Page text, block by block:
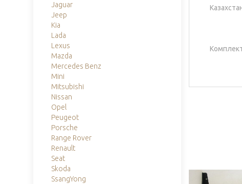
Jaguar
Jeep
Kia
Lada
Lexus
Mazda
Mercedes Benz
Mini
Mitsubishi
Nissan
Opel
Peugeot
Porsche
Range Rover
Renault
Seat
Skoda
SsangYong